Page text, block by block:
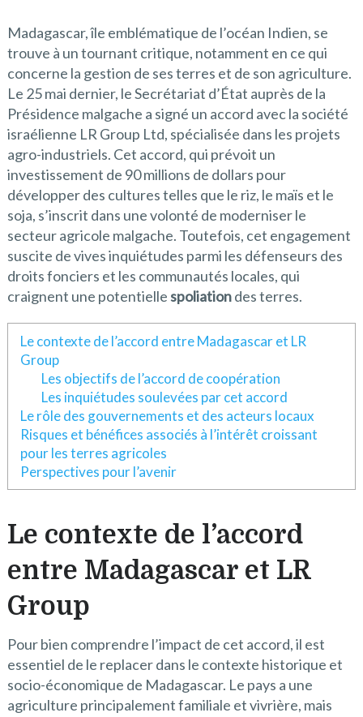
Madagascar, île emblématique de l’océan Indien, se
trouve à un tournant critique, notamment en ce qui
concerne la gestion de ses terres et de son agriculture.
Le 25 mai dernier, le Secrétariat d’État auprès de la
Présidence malgache a signé un accord avec la société
israélienne LR Group Ltd, spécialisée dans les projets
agro-industriels. Cet accord, qui prévoit un
investissement de 90 millions de dollars pour
développer des cultures telles que le riz, le maïs et le
soja, s’inscrit dans une volonté de moderniser le
secteur agricole malgache. Toutefois, cet engagement
suscite de vives inquiétudes parmi les défenseurs des
droits fonciers et les communautés locales, qui
craignent une potentiellespoliationdes terres.
Le contexte de l’accord entre Madagascar et LR
Group
Les objectifs de l’accord de coopération
Les inquiétudes soulevées par cet accord
Le rôle des gouvernements et des acteurs locaux
Risques et bénéfices associés à l’intérêt croissant
pour les terres agricoles
Perspectives pour l’avenir
Le contexte de l’accord
entre Madagascar et LR
Group
Pour bien comprendre l’impact de cet accord, il est
essentiel de le replacer dans le contexte historique et
socio-économique de Madagascar. Le pays a une
agriculture principalement familiale et vivrière, mais